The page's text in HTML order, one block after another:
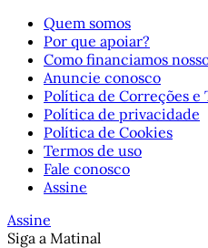
Quem somos
Por que apoiar?
Como financiamos
Anuncie conosco
Política de Correções e
Política de privacidade
Política de Cookies
Termos de uso
Fale conosco
Assine
Assine
Siga a Matinal